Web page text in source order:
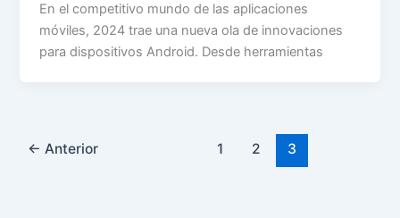
En el competitivo mundo de las aplicaciones
móviles, 2024 trae una nueva ola de innovaciones
para dispositivos Android. Desde herramientas
← Anterior 1 2 3